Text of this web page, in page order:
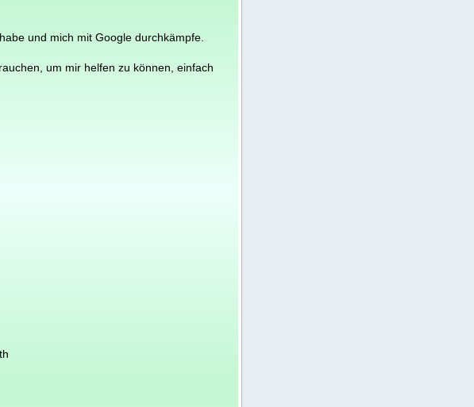
und mich mit Google durchkämpfe.
um mir helfen zu können, einfach